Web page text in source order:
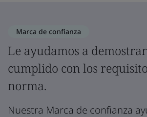
Marca de confianza
Le ayudamos a
cumplido con los
norma.
Nuestra Marca de confianza